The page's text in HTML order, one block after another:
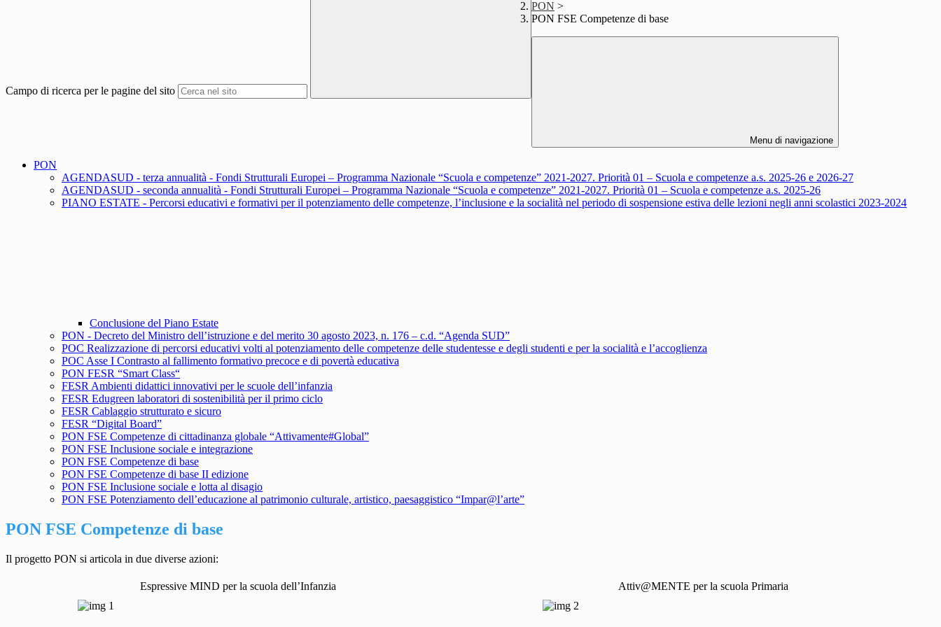
Campo di ricerca per le pagine del sito
PON >
PON FSE Competenze di base
Menu di navigazione
PON
AGENDASUD - terza annualità - Fondi Strutturali Europei – Programma Nazionale “Scuola e competenze” 2021-2027. Priorità 01 – Scuola e competenze a.s. 2025-26 e 2026-27
AGENDASUD - seconda annualità - Fondi Strutturali Europei – Programma Nazionale “Scuola e competenze” 2021-2027. Priorità 01 – Scuola e competenze a.s. 2025-26
PIANO ESTATE - Percorsi educativi e formativi per il potenziamento delle competenze, l’inclusione e la socialità nel periodo di sospensione estiva delle lezioni negli anni scolastici 2023-2024
Conclusione del Piano Estate
PON - Decreto del Ministro dell’istruzione e del merito 30 agosto 2023, n. 176 – c.d. “Agenda SUD”
POC Realizzazione di percorsi educativi volti al potenziamento delle competenze delle studentesse e degli studenti e per la socialità e l’accoglienza
POC Asse I Contrasto al fallimento formativo precoce e di povertà educativa
PON FESR “Smart Class“
FESR Ambienti didattici innovativi per le scuole dell’infanzia
FESR Edugreen laboratori di sostenibilità per il primo ciclo
FESR Cablaggio strutturato e sicuro
FESR “Digital Board”
PON FSE Competenze di cittadinanza globale “Attivamente#Global”
PON FSE Inclusione sociale e integrazione
PON FSE Competenze di base
PON FSE Competenze di base II edizione
PON FSE Inclusione sociale e lotta al disagio
PON FSE Potenziamento dell’educazione al patrimonio culturale, artistico, paesaggistico “Impar@l’arte”
PON FSE Competenze di base
Il progetto PON si articola in due diverse azioni:
Espressive MIND per la scuola dell’Infanzia Attiv@MENTE per la scuola Primaria